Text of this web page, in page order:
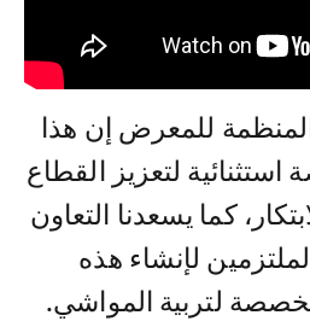
للمعرض إن هذا
لتعزيز القطاع
كما يسعدنا التعاون
لإنشاء هذه
لتربية المواشي.